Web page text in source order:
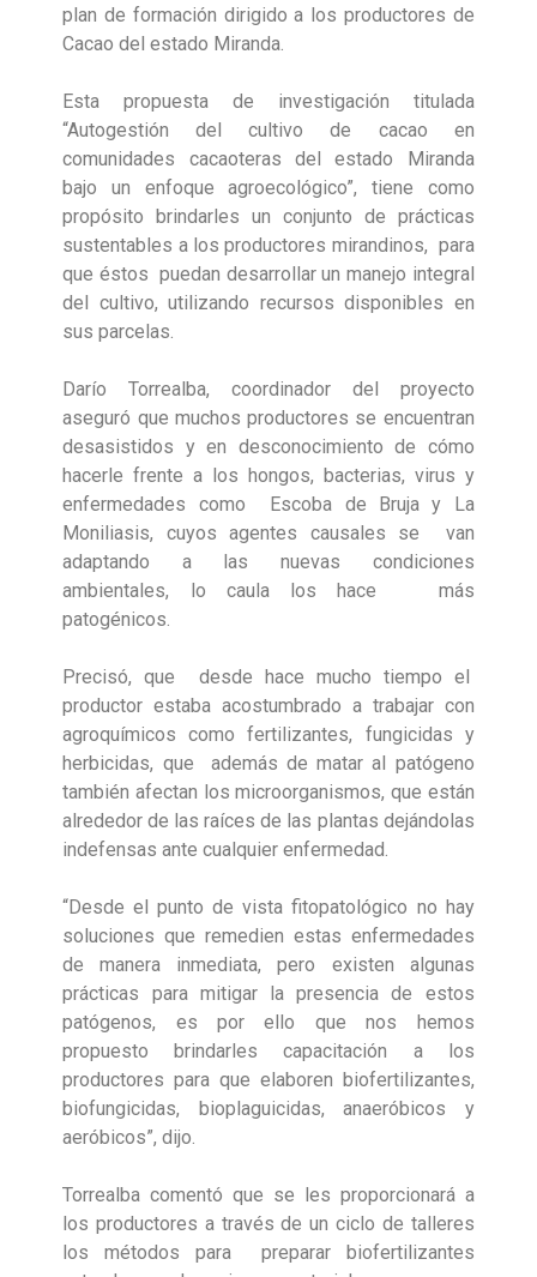
plan de formación dirigido a los productores de
Cacao del estado Miranda.
Esta propuesta de investigación titulada
“Autogestión del cultivo de cacao en
comunidades cacaoteras del estado Miranda
bajo un enfoque agroecológico”, tiene como
propósito brindarles un conjunto de prácticas
sustentables a los productores mirandinos, para
que éstos puedan desarrollar un manejo integral
del cultivo, utilizando recursos disponibles en
sus parcelas.
Darío Torrealba, coordinador del proyecto
aseguró que muchos productores se encuentran
desasistidos y en desconocimiento de cómo
hacerle frente a los hongos, bacterias, virus y
enfermedades como Escoba de Bruja y La
Moniliasis, cuyos agentes causales se van
adaptando a las nuevas condiciones
ambientales, lo caula los hace más
patogénicos.
Precisó, que desde hace mucho tiempo el
productor estaba acostumbrado a trabajar con
agroquímicos como fertilizantes, fungicidas y
herbicidas, que además de matar al patógeno
también afectan los microorganismos, que están
alrededor de las raíces de las plantas dejándolas
indefensas ante cualquier enfermedad.
“Desde el punto de vista fitopatológico no hay
soluciones que remedien estas enfermedades
de manera inmediata, pero existen algunas
prácticas para mitigar la presencia de estos
patógenos, es por ello que nos hemos
propuesto brindarles capacitación a los
productores para que elaboren biofertilizantes,
biofungicidas, bioplaguicidas, anaeróbicos y
aeróbicos”, dijo.
Torrealba comentó que se les proporcionará a
los productores a través de un ciclo de talleres
los métodos para preparar biofertilizantes